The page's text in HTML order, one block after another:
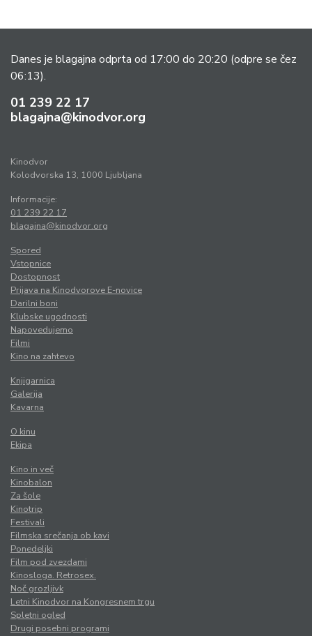
Danes je blagajna odprta od 17:00 do 20:20 (odpre se čez
06:13).
01 239 22 17
blagajna@kinodvor.org
Kinodvor
Kolodvorska 13, 1000 Ljubljana
Informacije:
01 239 22 17
blagajna@kinodvor.org
Spored
Vstopnice
Dostopnost
Prijava na Kinodvorove E-novice
Darilni boni
Klubske ugodnosti
Napovedujemo
Filmi
Kino na zahtevo
Knjigarnica
Galerija
Kavarna
O kinu
Ekipa
Kino in več
Kinobalon
Za šole
Kinotrip
Festivali
Filmska srečanja ob kavi
Ponedeljki
Film pod zvezdami
Kinosloga. Retrosex.
Noč grozljivk
Letni Kinodvor na Kongresnem trgu
Spletni ogled
Drugi posebni programi